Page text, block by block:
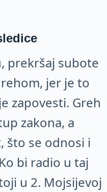
prekršaj subote
jer je to
zapovesti. Greh
zakona, a
što se odnosi i
bi radio u taj
u 2. Mojsijevoj